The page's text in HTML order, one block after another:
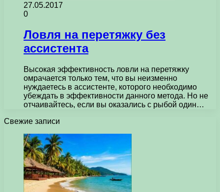
27.05.2017
0
Ловля на перетяжку без
ассистента
Высокая эффективность ловли на перетяжку
омрачается только тем, что вы неизменно
нуждаетесь в ассистенте, которого необходимо
убеждать в эффективности данного метода. Но не
отчаивайтесь, если вы оказались с рыбой один…
Свежие записи